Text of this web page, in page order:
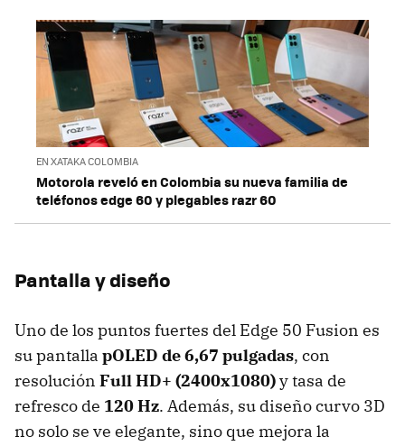
EN XATAKA COLOMBIA
Motorola reveló en Colombia su nueva familia de
teléfonos edge 60 y plegables razr 60
Pantalla y diseño
Uno de los puntos fuertes del Edge 50 Fusion es
su pantalla pOLED de 6,67 pulgadas, con
resolución Full HD+ (2400x1080)y tasa de
refresco de 120 Hz. Además, su diseño curvo 3D
no solo se ve elegante, sino que mejora la